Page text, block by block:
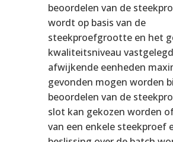
beoordelen van de
wordt op basis van de
steekproefgrootte en het
kwaliteitsniveau
afwijkende eenheden
gevonden mogen worden
beoordelen van de
slot kan gekozen worden
van een enkele steekproef